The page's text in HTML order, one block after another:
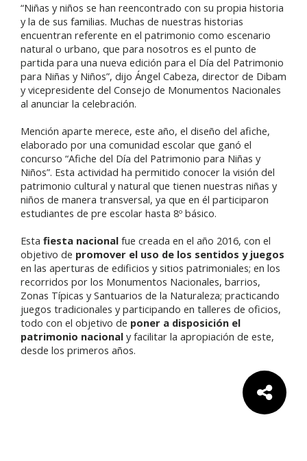
“Niñas y niños se han reencontrado con su propia historia
y la de sus familias. Muchas de nuestras historias
encuentran referente en el patrimonio como escenario
natural o urbano, que para nosotros es el punto de
partida para una nueva edición para el Día del Patrimonio
para Niñas y Niños”, dijo Ángel Cabeza, director de Dibam
y vicepresidente del Consejo de Monumentos Nacionales
al anunciar la celebración.
Mención aparte merece, este año, el diseño del afiche,
elaborado por una comunidad escolar que ganó el
concurso “Afiche del Día del Patrimonio para Niñas y
Niños”. Esta actividad ha permitido conocer la visión del
patrimonio cultural y natural que tienen nuestras niñas y
niños de manera transversal, ya que en él participaron
estudiantes de pre escolar hasta 8º básico.
Esta fiesta nacional fue creada en el año 2016, con el
objetivo de promover el uso de los sentidos y juegos
en las aperturas de edificios y sitios patrimoniales; en los
recorridos por los Monumentos Nacionales, barrios,
Zonas Típicas y Santuarios de la Naturaleza; practicando
juegos tradicionales y participando en talleres de oficios,
todo con el objetivo de poner a disposición el
patrimonio nacional y facilitar la apropiación de este,
desde los primeros años.